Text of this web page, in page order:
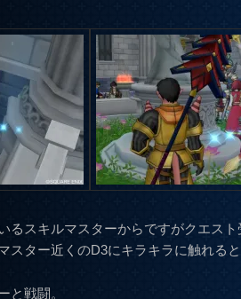
るスキルマスターからですがクエス
スター近くのD3にキラキラに触れる
と戦闘。